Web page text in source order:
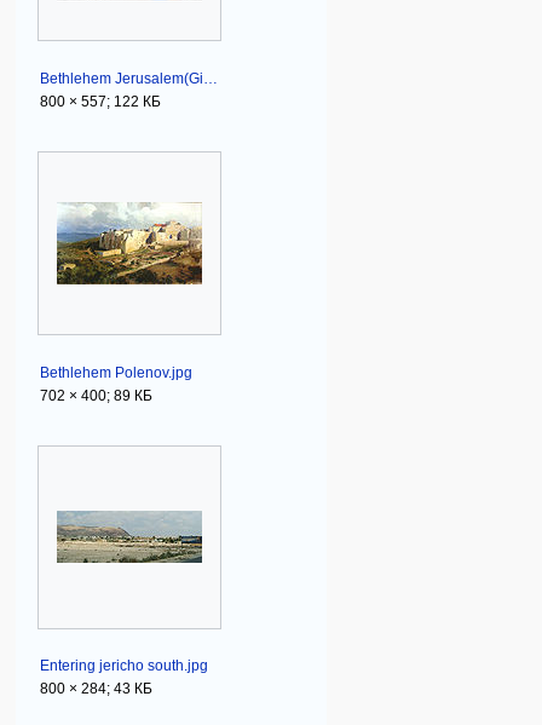
Bethlehem Jerusalem(Gilo) checkpoint.jpg
800 × 557; 122 КБ
Bethlehem Polenov.jpg
702 × 400; 89 КБ
Entering jericho south.jpg
800 × 284; 43 КБ